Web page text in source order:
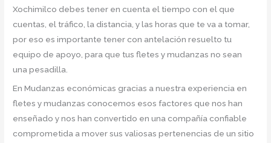
Xochimilco debes tener en cuenta el tiempo con el que
cuentas, el tráfico, la distancia, y las horas que te va a tomar,
por eso es importante tener con antelación resuelto tu
equipo de apoyo, para que tus fletes y mudanzas no sean
una pesadilla.
En Mudanzas económicas gracias a nuestra experiencia en
fletes y mudanzas conocemos esos factores que nos han
enseñado y nos han convertido en una compañía confiable
comprometida a mover sus valiosas pertenencias de un sitio